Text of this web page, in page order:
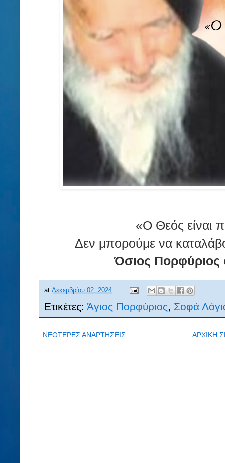
«Ο Θεός είναι
Δεν μπορούμε να
Όσιος Πορφύριος
at Δεκεμβρίου 02, 2024
Ετικέτες: Άγιος Πορφύριος Σοφά
ΝΕΟΤΕΡΕΣ ΑΝΑΡΤΗΣΕΙΣ ΑΡΧΙΚΗ